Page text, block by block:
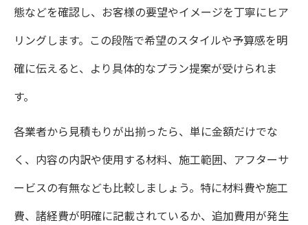
態などを確認し、お客様の要望やイメージを丁寧にヒア
リングします。この段階で希望のスタイルや予算感を明
確に伝えると、より具体的なプラン提案が受けられま
す。
各業者から見積もりが出揃ったら、単に金額だけでな
く、内容の内訳や使用する材料、施工範囲、アフターサ
ービスの有無なども比較しましょう。特に材料費や施工
費、諸経費が明確に記載されているか、追加費用が発生